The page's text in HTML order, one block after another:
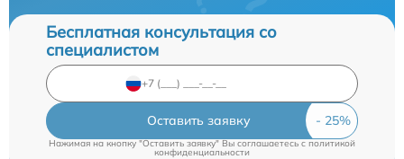
Бесплатная консультация со
специалистом
Оставить заявку
Нажимая на кнопку "Оставить заявку" Вы соглашаетесь cполитикой
конфиденциальности